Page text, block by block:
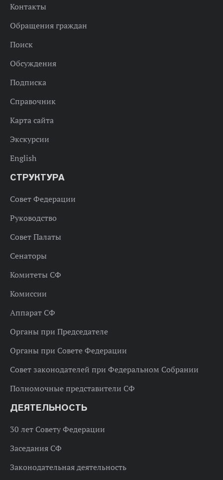
Контакты
Обращения граждан
Поиск
Обсуждения
Подписка
Справочник
Карта сайта
Экскурсии
English
СТРУКТУРА
Совет Федерации
Руководство
Совет Палаты
Сенаторы
Комитеты СФ
Комиссии
Аппарат СФ
Органы при Председателе
Органы при Совете Федерации
Совет законодателей при Федеральном Собрании
Полномочные представители СФ
ДЕЯТЕЛЬНОСТЬ
30 лет Совету Федерации
Заседания СФ
Законодательная деятельность